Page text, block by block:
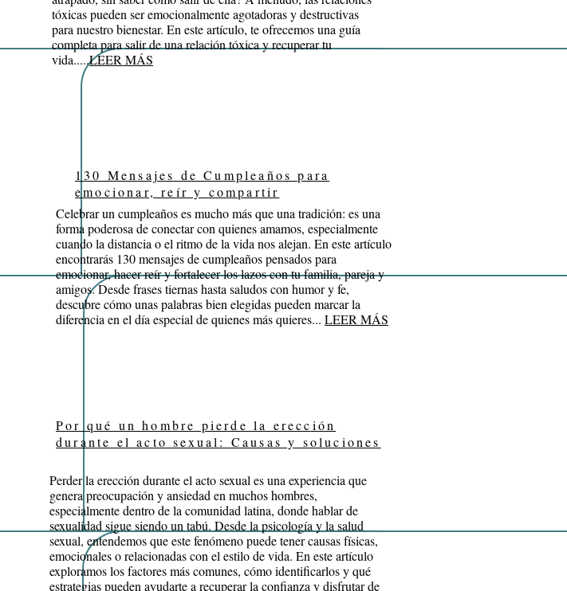
tóxicas pueden ser emocionalmente agotadoras y destructivas
para nuestro bienestar. En este artículo, te ofrecemos una guía
completa para salir de una relación tóxica y recuperar tu
vida.....LEER MÁS
130 Mensajes de Cumpleaños para
emocionar, reír y compartir
Celebrar un cumpleaños es mucho más que una tradición: es una
forma poderosa de conectar con quienes amamos, especialmente
cuando la distancia o el ritmo de la vida nos alejan. En este artículo
encontrarás 130 mensajes de cumpleaños pensados para
emocionar, hacer reír y fortalecer los lazos con tu familia, pareja y
amigos. Desde frases tiernas hasta saludos con humor y fe,
descubre cómo unas palabras bien elegidas pueden marcar la
diferencia en el día especial de quienes más quieres... LEER MÁS
Por qué un hombre pierde la erección
durante el acto sexual: Causas y soluciones
Perder la erección durante el acto sexual es una experiencia que
genera preocupación y ansiedad en muchos hombres,
especialmente dentro de la comunidad latina, donde hablar de
sexualidad sigue siendo un tabú. Desde la psicología y la salud
sexual, entendemos que este fenómeno puede tener causas físicas,
emocionales o relacionadas con el estilo de vida. En este artículo
exploramos los factores más comunes, cómo identificarlos y qué
estrategias pueden ayudarte a recuperar la confianza y disfrutar de